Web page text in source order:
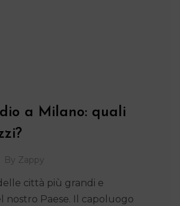
a Milano: quali
By Zappy
città più grandi e
nostro Paese. Il capoluogo